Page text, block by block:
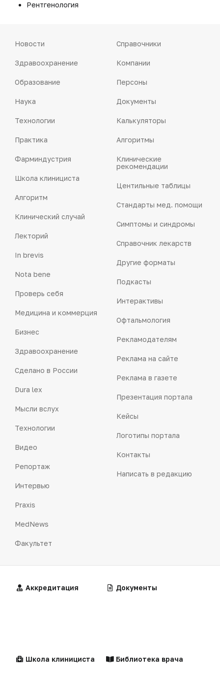
Рентгенология
Новости
Здравоохранение
Образование
Наука
Технологии
Практика
Фарминдустрия
Школа клинициста
Алгоритм
Клинический случай
Лекторий
In brevis
Nota bene
Проверь себя
Медицина и коммерция
Бизнес
Здравоохранение
Сделано в России
Dura lex
Мысли вслух
Технологии
Видео
Репортаж
Интервью
Praxis
MedNews
Факультет
Справочники
Компании
Персоны
Документы
Калькуляторы
Алгоритмы
Клинические
рекомендации
Центильные таблицы
Стандарты мед. помощи
Симптомы и синдромы
Справочник лекарств
Другие форматы
Подкасты
Интерактивы
Офтальмология
Рекламодателям
Реклама на сайте
Реклама в газете
Презентация портала
Кейсы
Логотипы портала
Контакты
Написать в редакцию
Алгоритмы Калькуляторы
Аккредитация Документы
Школа клинициста Библиотека врача